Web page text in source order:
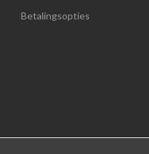
Betalingsopties